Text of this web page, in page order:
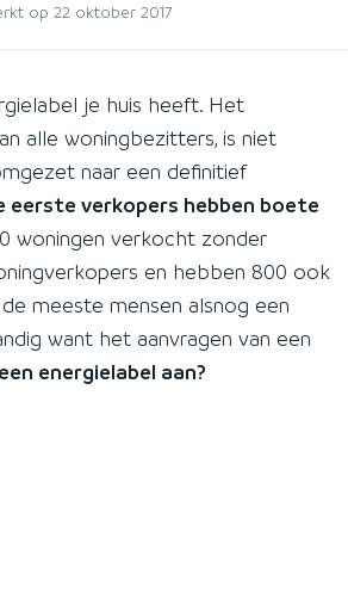
op 22 oktober 2017
je huis heeft. Het
alle woningbezitters, is niet
naar een definitief
eerste verkopers hebben boete
woningen verkocht zonder
en hebben 800 ook
meeste mensen alsnog een
want het aanvragen van een
energielabel aan?